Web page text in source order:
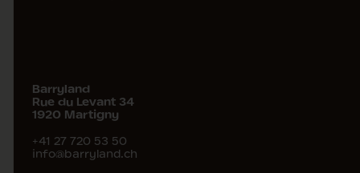
Barryland
Rue du Levant 34
1920 Martigny
+41 27 720 53 50
info@barryland.ch